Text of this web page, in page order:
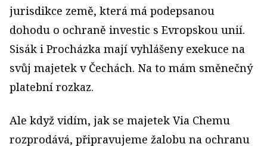
jurisdikce země, která má podepsanou
dohodu o ochraně investic s Evropskou unií.
Sisák i Procházka mají vyhlášeny exekuce na
svůj majetek v Čechách. Na to mám směnečný
platební rozkaz.
Ale když vidím, jak se majetek Via Chemu
rozprodává, připravujeme žalobu na ochranu